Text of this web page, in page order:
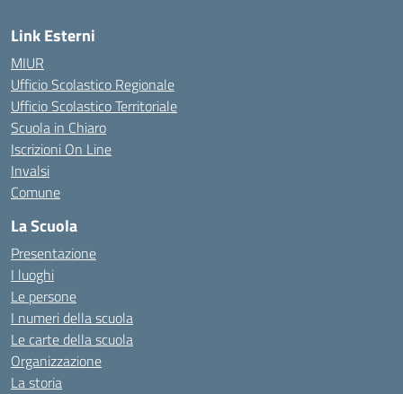
Link Esterni
MIUR
Ufficio Scolastico Regionale
Ufficio Scolastico Territoriale
Scuola in Chiaro
Iscrizioni On Line
Invalsi
Comune
La Scuola
Presentazione
I luoghi
Le persone
I numeri della scuola
Le carte della scuola
Organizzazione
La storia